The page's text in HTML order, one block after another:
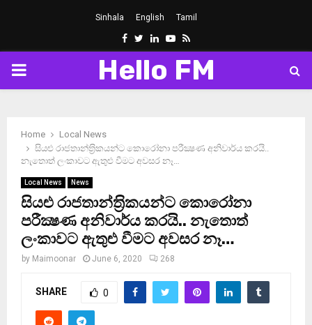
Sinhala English Tamil
Facebook
Twitter
LinkedinYoutube
Rss
PRIMARY
Hello FM
Home
Local News
සියළු රාජතාන්ත‍්‍රිකයන්ට කොරෝනා පරීක්‍ෂණ අනිවාර්ය කරයි..
නැතොත් ලංකාවට ඇතුළු වීමට අවසර නෑ…
Local News News
සියළු රාජතාන්ත‍්‍රිකයන්ට කොරෝනා
පරීක්‍ෂණ අනිවාර්ය කරයි.. නැතොත්
ලංකාවට ඇතුළු වීමට අවසර නෑ…
by Maimoonar June 6, 2020 268
SHARE 0